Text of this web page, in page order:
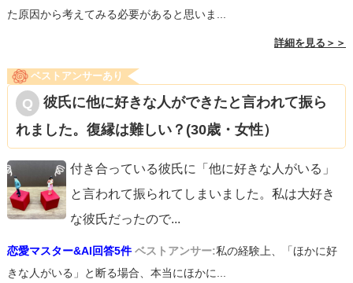
た原因から考えてみる必要があると思いま...
詳細を見る＞＞
ベストアンサーあり
彼氏に他に好きな人ができたと言われて振ら
れました。復縁は難しい？(30歳・女性）
付き合っている彼氏に「他に好きな人がいる」
と言われて振られてしまいました。私は大好き
な彼氏だったので...
恋愛マスター&AI回答5件 ベストアンサー:私の経験上、「ほかに好
きな人がいる」と断る場合、本当にほかに...